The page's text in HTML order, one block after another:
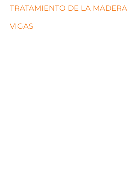
TRATAMIENTO DE LA MADERA
VIGAS